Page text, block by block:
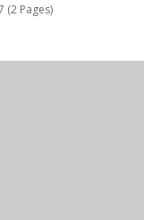
(2 Pages)